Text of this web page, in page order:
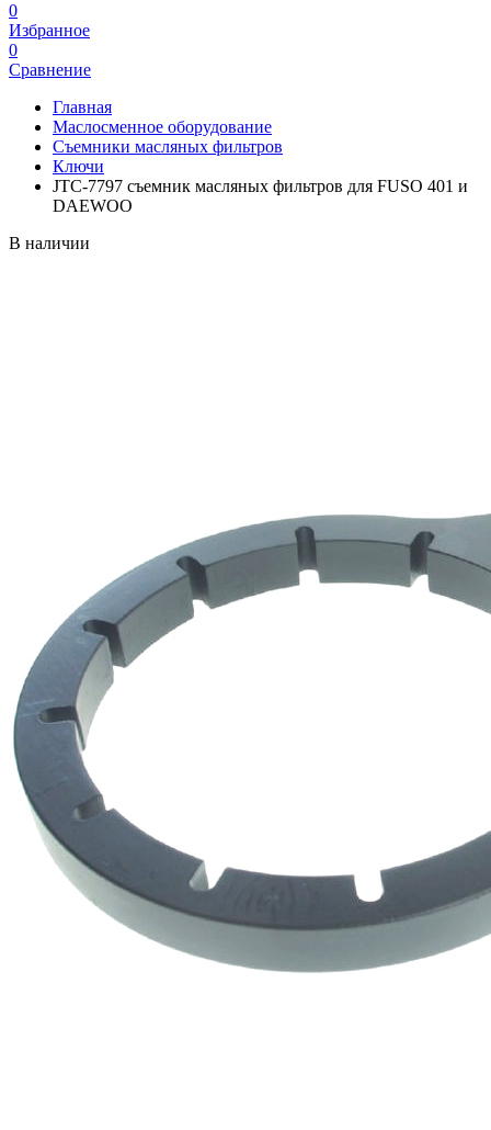
0
Избранное
0
Сравнение
Главная
Маслосменное оборудование
Съемники масляных фильтров
Ключи
JTC-7797 съемник масляных фильтров для FUSO 401 и
DAEWOO
В наличии